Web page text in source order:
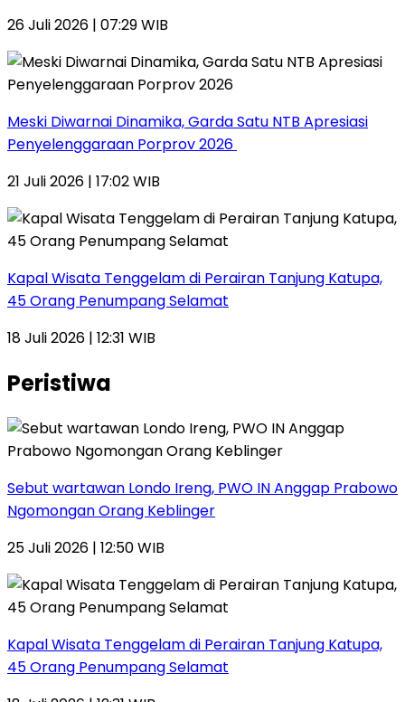
26 Juli 2026 | 07:29 WIB
Meski Diwarnai Dinamika, Garda Satu NTB Apresiasi
Penyelenggaraan Porprov 2026 ‎
21 Juli 2026 | 17:02 WIB
Kapal Wisata Tenggelam di Perairan Tanjung Katupa,
45 Orang Penumpang Selamat
18 Juli 2026 | 12:31 WIB
Peristiwa
Sebut wartawan Londo Ireng, PWO IN Anggap Prabowo
Ngomongan Orang Keblinger
25 Juli 2026 | 12:50 WIB
Kapal Wisata Tenggelam di Perairan Tanjung Katupa,
45 Orang Penumpang Selamat